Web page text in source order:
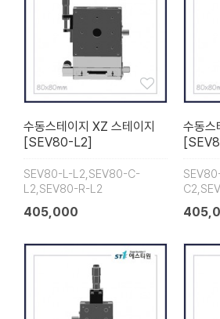
수동스테이지 XZ 스테이지
[SEV80-L2]
SEV80-L-L2,SEV80-C-
L2,SEV80-R-L2
405,000
수동스